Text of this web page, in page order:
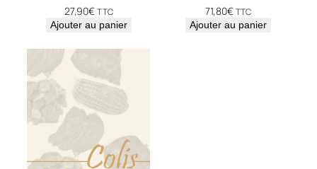
c
)
27,90€ TTC
Ajouter au panier
71,80€ TTC
Ajouter au panier